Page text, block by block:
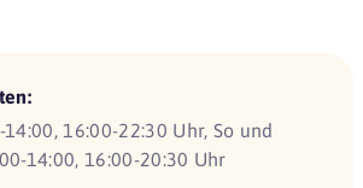
14:00, 16:00-22:30 Uhr, So und
14:00, 16:00-20:30 Uhr